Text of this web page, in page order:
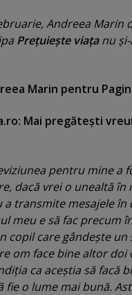
Andreea Marin
Preţuieşte viaţanu şi-
Marin pentru
Mai pregăteşti
pentru mine a
dacă vrei o unealtă în
transmite mesajele
meu e să fac precum
copil care gândeşte
om face bine altor
ca aceştia să facă
o lume mai bună.